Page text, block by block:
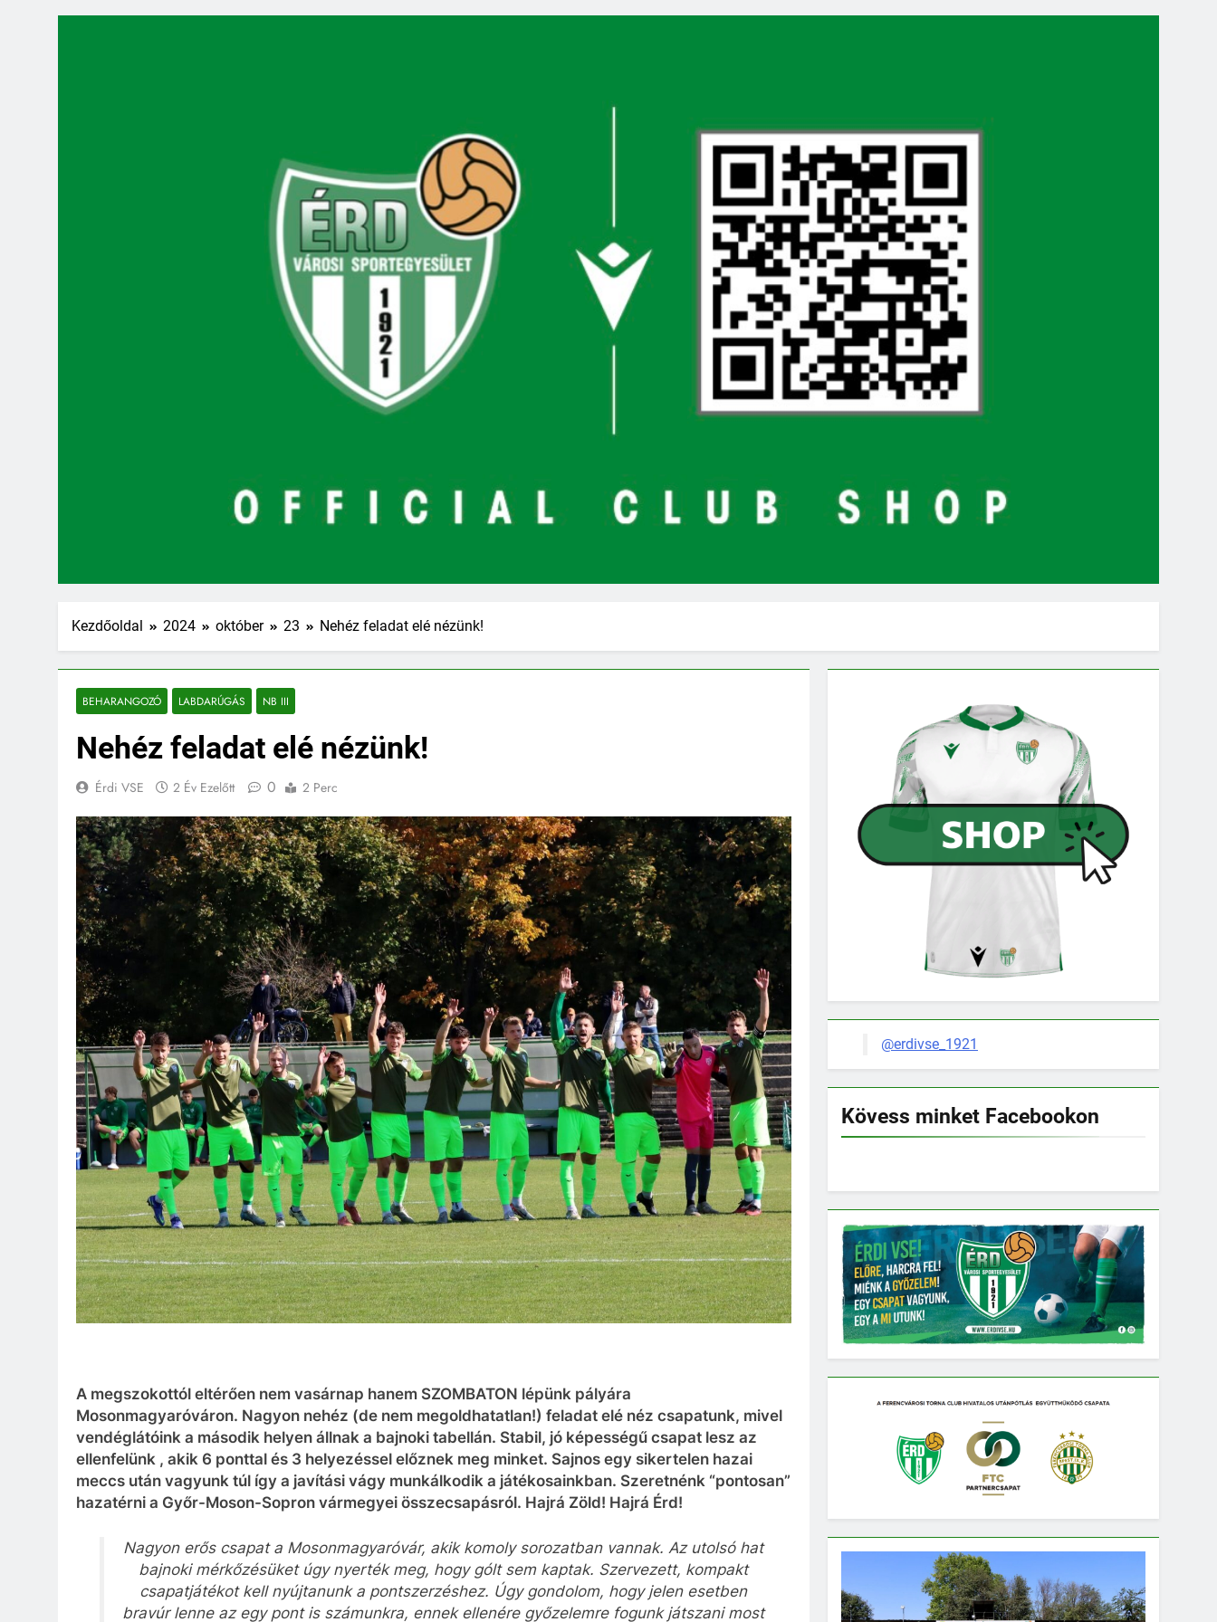
Kezdőoldal 2024 október 23 Nehéz feladat elé nézünk!
BEHARANGOZÓ LABDARÚGÁS NB III
Nehéz feladat elé nézünk!
Érdi VSE 2 Év Ezelőtt 0 2 Perc
A megszokottól eltérően nem vasárnap hanem SZOMBATON lépünk pályára
Mosonmagyaróváron. Nagyon nehéz (de nem megoldhatatlan!) feladat elé néz csapatunk, mivel
vendéglátóink a második helyen állnak a bajnoki tabellán. Stabil, jó képességű csapat lesz az
ellenfelünk , akik 6 ponttal és 3 helyezéssel előznek meg minket. Sajnos egy sikertelen hazai
meccs után vagyunk túl így a javítási vágy munkálkodik a játékosainkban. Szeretnénk “pontosan”
hazatérni a Győr-Moson-Sopron vármegyei összecsapásról. Hajrá Zöld! Hajrá Érd!
Nagyon erős csapat a Mosonmagyaróvár, akik komoly sorozatban vannak. Az utolsó hat
bajnoki mérkőzésüket úgy nyerték meg, hogy gólt sem kaptak. Szervezett, kompakt
csapatjátékot kell nyújtanunk a pontszerzéshez. Úgy gondolom, hogy jelen esetben
bravúr lenne az egy pont is számunkra, ennek ellenére győzelemre fogunk játszani most
@erdivse_1921
Kövess minket Facebookon